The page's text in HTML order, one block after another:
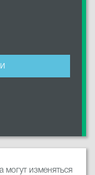
могут изменяться